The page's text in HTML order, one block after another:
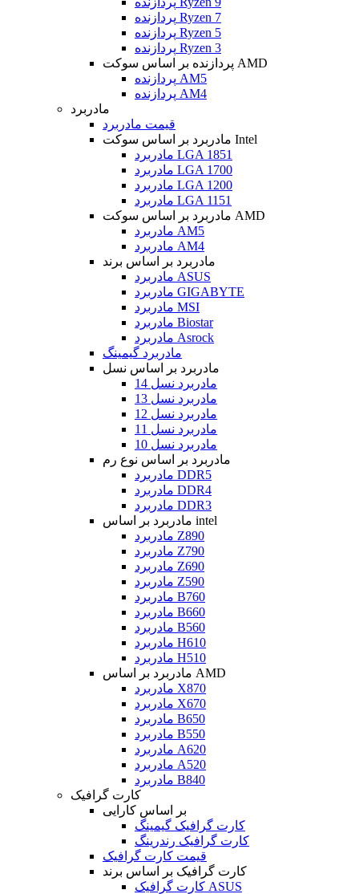
پردازنده Ryzen 7
پردازنده Ryzen 5
پردازنده Ryzen 3
پردازنده بر اساس سوکت AMD
پردازنده AM5
پردازنده AM4
مادربرد
قیمت مادربرد
مادربرد بر اساس سوکت Intel
مادربرد LGA 1851
مادربرد LGA 1700
مادربرد LGA 1200
مادربرد LGA 1151
مادربرد بر اساس سوکت AMD
مادربرد AM5
مادربرد AM4
مادربرد بر اساس برند
مادربرد ASUS
مادربرد GIGABYTE
مادربرد MSI
مادربرد Biostar
مادربرد Asrock
مادربرد گیمینگ
مادربرد بر اساس نسل
مادربرد نسل 14
مادربرد نسل 13
مادربرد نسل 12
مادربرد نسل 11
مادربرد نسل 10
مادربرد بر اساس نوع رم
مادربرد DDR5
مادربرد DDR4
مادربرد DDR3
مادربرد بر اساس intel
مادربرد Z890
مادربرد Z790
مادربرد Z690
مادربرد Z590
مادربرد B760
مادربرد B660
مادربرد B560
مادربرد H610
مادربرد H510
مادربرد بر اساس AMD
مادربرد X870
مادربرد X670
مادربرد B650
مادربرد B550
مادربرد A620
مادربرد A520
مادربرد B840
کارت گرافیک
بر اساس کارایی
کارت گرافیک گیمینگ
کارت گرافیک رندرینگ
قیمت کارت گرافیک
کارت گرافیک بر اساس برند
کارت گرافیک ASUS